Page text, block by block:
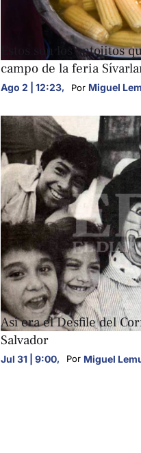
FOTOGALERÍAS
Estos son los antojitos
campo de la feria
Ago 2 | 12:23, Por Miguel
FOTOGALERÍAS
Así era el Desfile del
Salvador
Jul 31 | 9:00, Por Miguel